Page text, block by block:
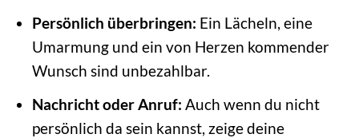
Persönlich überbringen: Ein Lächeln, eine
Umarmung und ein von Herzen kommender
Wunsch sind unbezahlbar.
Nachricht oder Anruf: Auch wenn du nicht
persönlich da sein kannst, zeige deine